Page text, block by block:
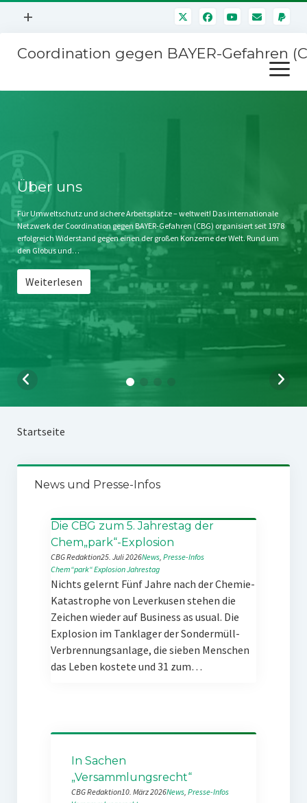
Menü
+
Mitmachen
Kontakt
Impressum
Störfälle
Coordination gegen BAYER-Gefahren
Menü
öffnen
Stichwort BAYER
Jahrestagung
SPENDEN
Über uns
Für Umweltschutz und sichere Arbeitsplätze – weltweit! Das internationale
Netzwerk der Coordination gegen BAYER-Gefahren (CBG) organisiert seit 1978
erfolgreich Widerstand gegen einen der großen Konzerne der Welt. Rund um
den Globus und…
Weiterlesen
Startseite
News und Presse-Infos
Die CBG zum 5. Jahrestag der
Chem„park“-Explosion
CBG Redaktion25. Juli 2026News, Presse-Infos
Chem“park“ExplosionJahrestag
Nichts gelernt Fünf Jahre nach der Chemie-
Katastrophe von Leverkusen stehen die
Zeichen wieder auf Business as usual. Die
Explosion im Tanklager der Sondermüll-
Verbrennungsanlage, die sieben Menschen
das Leben kostete und 31 zum…
In Sachen
„Versammlungsrecht“
CBG Redaktion10. März 2026News, Presse-Infos